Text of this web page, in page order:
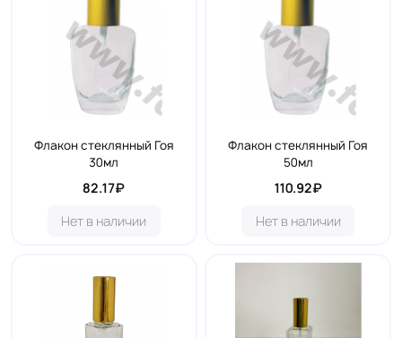
Флакон стеклянный Гоя
30мл
82.17₽
Нет в наличии
Флакон стеклянный Гоя
50мл
110.92₽
Нет в наличии